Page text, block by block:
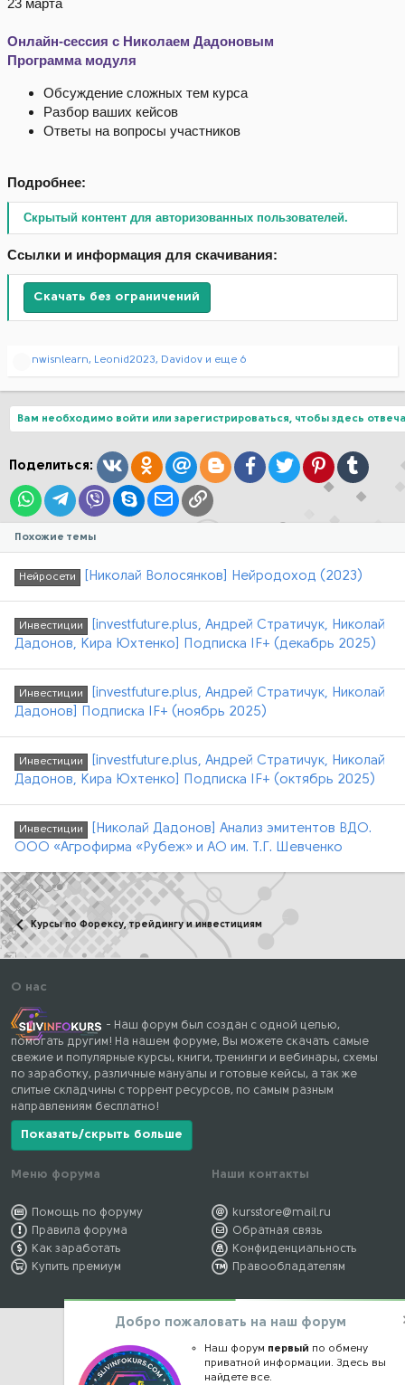
23 марта
Онлайн-сессия с Николаем Дадоновым
Программа модуля
Обсуждение сложных тем курса
Разбор ваших кейсов
Ответы на вопросы участников
Подробнее:
Скрытый контент для авторизованных пользователей.
Ссылки и информация для скачивания:
Скачать без ограничений
Р
ц
и
:
nwisnlearn, Leonid2023, Davidov и еще 6
Вам необходимо войти или зарегистрироваться, чтобы здесь
Поделиться: ВконтактеОдноклассники
Mail.ruBloggerFacebook
TwitterPinterestTumblr
WhatsAppTelegram
ViberSkypeЭлектронная почта
Ссылка
Похожие темы
Нейросети [Николай Волосянков] Нейродоход (2023)
Инвестиции
[investfuture.plus, Андрей Стратичук, Николай
Дадонов, Кира Юхтенко] Подписка IF+ (декабрь 2025)
Инвестиции
[investfuture.plus, Андрей Стратичук, Николай
Дадонов] Подписка IF+ (ноябрь 2025)
Инвестиции
[investfuture.plus, Андрей Стратичук, Николай
Дадонов, Кира Юхтенко] Подписка IF+ (октябрь 2025)
Инвестиции
[Николай Дадонов] Анализ эмитентов ВДО.
ООО «Агрофирма «Рубеж» и АО им. Т.Г. Шевченко
Курсы по Форексу, трейдингу и инвестициям
О нас
- Наш форум был создан с одной целью,
помогать другим! На нашем форуме, Вы можете скачать самые
свежие и популярные курсы, книги, тренинги и вебинары, схемы
по заработку, различные мануалы и готовые кейсы, а так же
слитые складчины с торрент ресурсов, по самым разным
направлениям бесплатно!
Показать/скрыть больше
Меню форума
Помощь по форуму
Правила форума
Как заработать
Купить премиум
Наши контакты
kursstore@mail.ru
Обратная связь
Конфиденциальность
Правообладателям
Добро пожаловать на наш форум
Наш форум первый по обмену
приватной информации. Здесь вы
найдете все.